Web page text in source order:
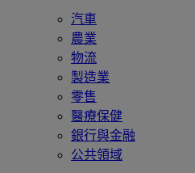
汽車
農業
物流
製造業
零售
醫療保健
銀行與金融
公共領域